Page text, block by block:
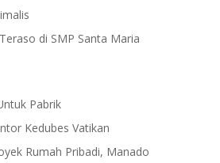
di SMP Santa Maria
Pabrik
Kedubes Vatikan
Rumah Pribadi, Manado